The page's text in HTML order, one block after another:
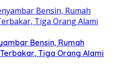
Bensin, Rumah
Tiga Orang Alami